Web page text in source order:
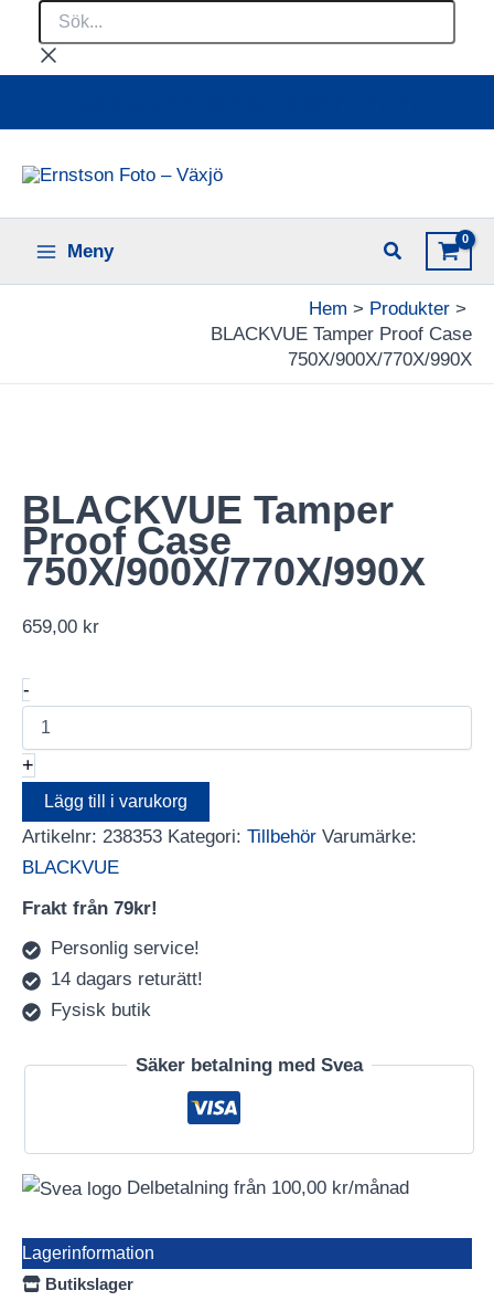
innehåll
Sök...
Meny
Hem
Produkter
BLACKVUE Tamper Proof Case
750X/900X/770X/990X
BLACKVUE Tamper
Proof Case
750X/900X/770X/990X
659,00 kr
-BLACKVUE
Tamper
Proof
Case
750X/900X/770X/990X
mängd
+
Lägg till i varukorg
Artikelnr: 238353 Kategori: Tillbehör Varumärke:
BLACKVUE
Frakt från 79kr!
Personlig service!
14 dagars returätt!
Fysisk butik
Säker betalning med Svea
Delbetalning från 100,00 kr/månad
Lagerinformation
Butikslager